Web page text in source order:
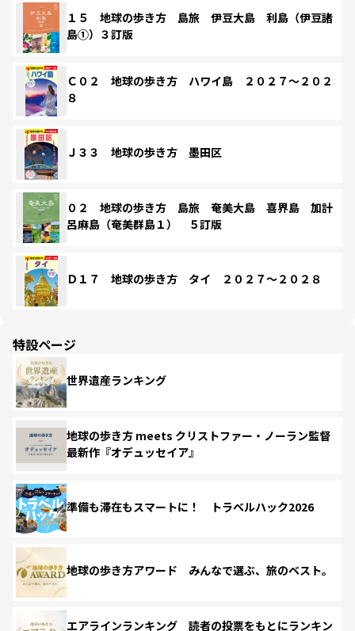
１５ 地球の歩き方 島旅 伊豆大島 利島（伊豆諸
島①）３訂版
Ｃ０２ 地球の歩き方 ハワイ島 ２０２７～２０２
８
Ｊ３３ 地球の歩き方 墨田区
０２ 地球の歩き方 島旅 奄美大島 喜界島 加計
呂麻島（奄美群島１） ５訂版
Ｄ１７ 地球の歩き方 タイ ２０２７～２０２８
特設ページ
世界遺産ランキング
地球の歩き方 meets クリストファー・ノーラン監督
最新作『オデュッセイア』
準備も滞在もスマートに！ トラベルハック2026
地球の歩き方アワード みんなで選ぶ、旅のベスト。
エアラインランキング 読者の投票をもとにランキン